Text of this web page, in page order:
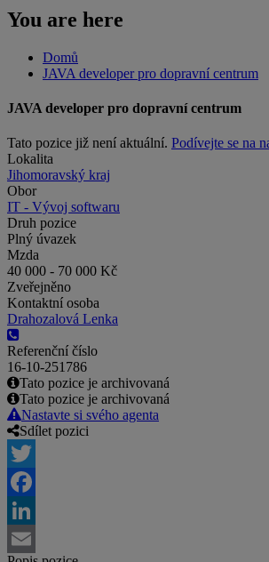
You are here
Domů
JAVA developer pro dopravní centrum
JAVA developer pro dopravní centrum
Tato pozice již není aktuální. Podívejte se na
Lokalita
Jihomoravský kraj
Obor
IT - Vývoj softwaru
Druh pozice
Plný úvazek
Mzda
40 000 - 70 000 Kč
Zveřejněno
Kontaktní osoba
Drahozalová Lenka
Referenční číslo
16-10-251786
Tato pozice je archivovaná
Tato pozice je archivovaná
Nastavte si svého agenta
Sdílet pozici
Twitter
Facebook
LinkedIn